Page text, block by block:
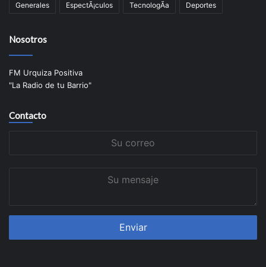
Generales EspectÃ¡culos TecnologÃ­a Deportes
Nosotros
FM Urquiza Positiva
"La Radio de tu Barrio"
Contacto